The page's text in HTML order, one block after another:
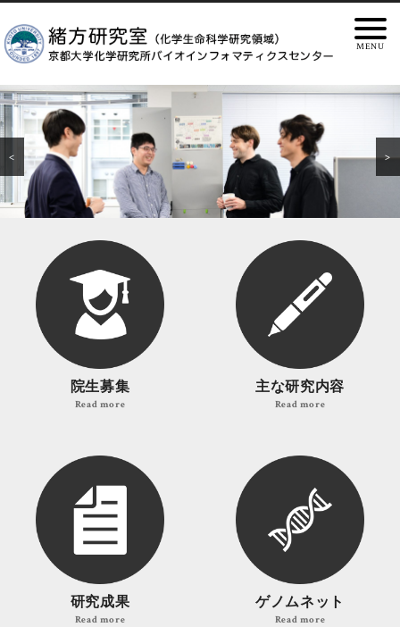
< >
院生募集
Read more
主な研究内容
Read more
研究成果
Read more
ゲノムネット
Read more